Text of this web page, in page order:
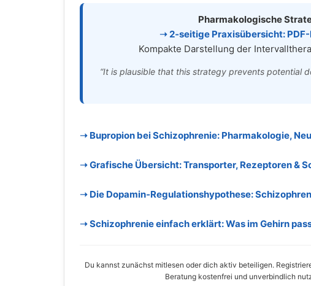
Pharmakologische
➝ 2‑seitige Praxisübersicht:
Kompakte Darstellung der
“It is plausible that this strategy prevents potential
➝ Bupropion bei Schizophrenie: Pharmakologie,
➝ Grafische Übersicht: Transporter, Rezeptoren &
➝ Die Dopamin‑Regulationshypothese:
➝ Schizophrenie einfach erklärt: Was im Gehirn
Du kannst zunächst mitlesen oder dich aktiv beteiligen.
Beratung kostenfrei und unverbindlich